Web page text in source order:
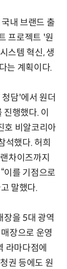
내 브랜드 출
프로젝트 '원
스템 혁신, 생
는 계획이다.
담'에서 원더
진행했다. 이
호 비알코리아
석했다. 허희
차이즈까지
이를 기점으로
말했다.
장을 5대 광역
장으로 운영
라마다점에
권 등에도 원